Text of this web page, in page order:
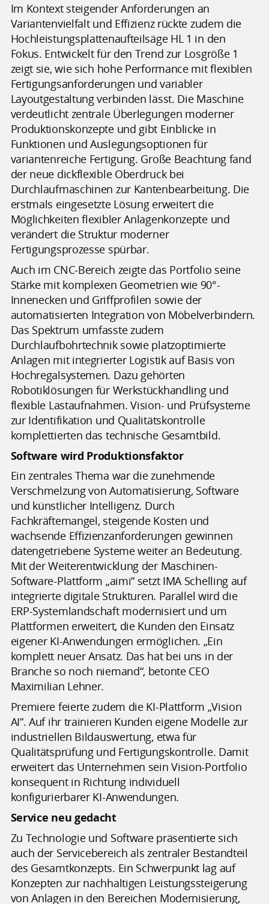
Im Kontext steigender Anforderungen an
Variantenvielfalt und Effizienz rückte zudem die
Hochleistungsplattenaufteilsäge HL 1 in den
Fokus. Entwickelt für den Trend zur Losgröße 1
zeigt sie, wie sich hohe Performance mit flexiblen
Fertigungsanforderungen und variabler
Layoutgestaltung verbinden lässt. Die Maschine
verdeutlicht zentrale Überlegungen moderner
Produktionskonzepte und gibt Einblicke in
Funktionen und Auslegungsoptionen für
variantenreiche Fertigung. Große Beachtung fand
der neue dickflexible Oberdruck bei
Durchlaufmaschinen zur Kantenbearbeitung. Die
erstmals eingesetzte Lösung erweitert die
Möglichkeiten flexibler Anlagenkonzepte und
verändert die Struktur moderner
Fertigungsprozesse spürbar.
Auch im CNC-Bereich zeigte das Portfolio seine
Stärke mit komplexen Geometrien wie 90°-
Innenecken und Griffprofilen sowie der
automatisierten Integration von Möbelverbindern.
Das Spektrum umfasste zudem
Durchlaufbohrtechnik sowie platzoptimierte
Anlagen mit integrierter Logistik auf Basis von
Hochregalsystemen. Dazu gehörten
Robotiklösungen für Werkstückhandling und
flexible Lastaufnahmen. Vision- und Prüfsysteme
zur Identifikation und Qualitätskontrolle
komplettierten das technische Gesamtbild.
Software wird Produktionsfaktor
Ein zentrales Thema war die zunehmende
Verschmelzung von Automatisierung, Software
und künstlicher Intelligenz. Durch
Fachkräftemangel, steigende Kosten und
wachsende Effizienzanforderungen gewinnen
datengetriebene Systeme weiter an Bedeutung.
Mit der Weiterentwicklung der Maschinen-
Software-Plattform „aimi“ setzt IMA Schelling auf
integrierte digitale Strukturen. Parallel wird die
ERP-Systemlandschaft modernisiert und um
Plattformen erweitert, die Kunden den Einsatz
eigener KI-Anwendungen ermöglichen. „Ein
komplett neuer Ansatz. Das hat bei uns in der
Branche so noch niemand“, betonte CEO
Maximilian Lehner.
Premiere feierte zudem die KI-Plattform „Vision
AI“. Auf ihr trainieren Kunden eigene Modelle zur
industriellen Bildauswertung, etwa für
Qualitätsprüfung und Fertigungskontrolle. Damit
erweitert das Unternehmen sein Vision-Portfolio
konsequent in Richtung individuell
konfigurierbarer KI-Anwendungen.
Service neu gedacht
Zu Technologie und Software präsentierte sich
auch der Servicebereich als zentraler Bestandteil
des Gesamtkonzepts. Ein Schwerpunkt lag auf
Konzepten zur nachhaltigen Leistungssteigerung
von Anlagen in den Bereichen Modernisierung,